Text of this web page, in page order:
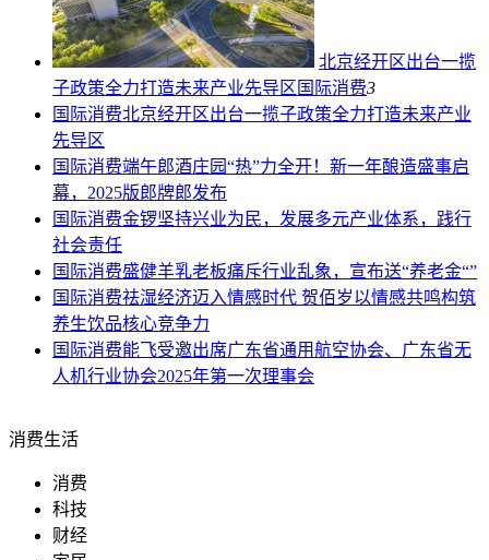
北京经开区出台一揽
子政策全力打造未来产业先导区 国际消费3
国际消费北京经开区出台一揽子政策全力打造未来产业
先导区
国际消费端午郎酒庄园“热”力全开！新一年酿造盛事启
幕，2025版郎牌郎发布
国际消费金锣坚持兴业为民，发展多元产业体系，践行
社会责任
国际消费盛健羊乳老板痛斥行业乱象，宣布送“养老金“”
国际消费祛湿经济迈入情感时代 贺佰岁以情感共鸣构筑
养生饮品核心竞争力
国际消费能飞受邀出席广东省通用航空协会、广东省无
人机行业协会2025年第一次理事会
消费生活
消费
科技
财经